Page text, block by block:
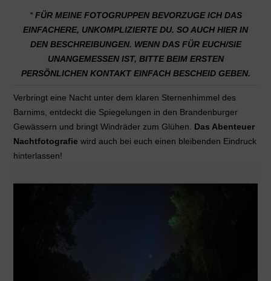
*FÜR MEINE FOTOGRUPPEN BEVORZUGE ICH DAS
EINFACHERE, UNKOMPLIZIERTE DU. SO AUCH HIER IN
DEN BESCHREIBUNGEN. WENN DAS FÜR EUCH/SIE
UNANGEMESSEN IST, BITTE BEIM ERSTEN
PERSÖNLICHEN KONTAKT EINFACH BESCHEID GEBEN.
Verbringt eine Nacht unter dem klaren Sternenhimmel des
Barnims, entdeckt die Spiegelungen in den Brandenburger
Gewässern und bringt Windräder zum Glühen. Das Abenteuer
Nachtfotografie wird auch bei euch einen bleibenden Eindruck
hinterlassen!